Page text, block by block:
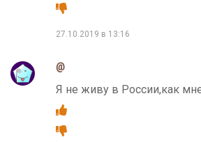
27.10.2019 в 13:16
@
Я не живу в России,как мне